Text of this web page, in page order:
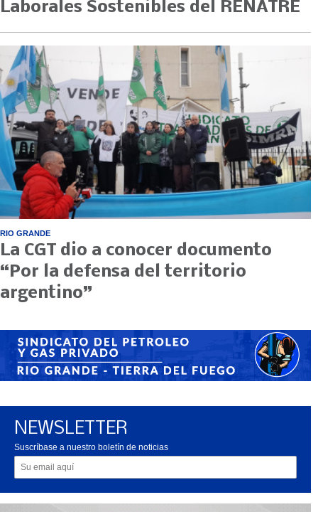
Laborales Sostenibles del RENATRE
RIO GRANDE
La CGT dio a conocer documento
“Por la defensa del territorio
argentino”
NEWSLETTER
Suscríbase a nuestro boletín de noticias